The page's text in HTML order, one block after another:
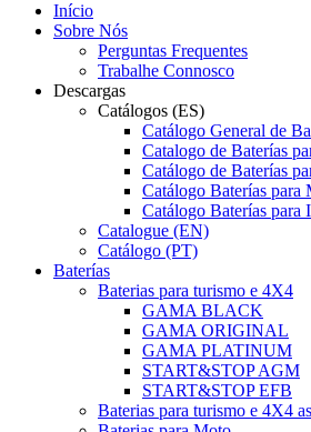
Início
Sobre Nós
Perguntas Frequentes
Trabalhe Connosco
Descargas
Catálogos (ES)
Catálogo General de
Catalogo de Baterías
Catálogo de Baterías
Catálogo Baterías para
Catálogo Baterías para
Catalogue (EN)
Catálogo (PT)
Baterías
Baterias para turismo e 4X4
GAMA BLACK
GAMA ORIGINAL
GAMA PLATINUM
START&STOP AGM
START&STOP EFB
Baterias para turismo e 4X4